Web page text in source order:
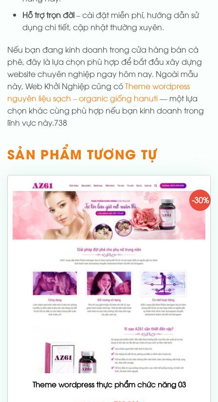
Hỗ trợ trọn đời– cài đặt miễn phí, hướng dẫn sử
dụng chi tiết, cập nhật thường xuyên.
Nếu bạn đang kinh doanh trong cửa hàng bán cà
phê, đây là lựa chọn phù hợp để bắt đầu xây dựng
website chuyên nghiệp ngay hôm nay. Ngoài mẫu
này, Web Khởi Nghiệp cũng cóTheme wordpress
nguyên liệu sạch – organic giống hanuti— một lựa
chọn khác cùng phù hợp nếu bạn kinh doanh trong
lĩnh vực này.738
SẢN PHẨM TƯƠNG TỰ
-30%
Theme wordpress thực phẩm chức năng 03